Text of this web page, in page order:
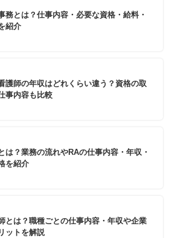
務とは？仕事内容・必要な資格・給料・
紹介
護師の年収はどれくらい違う？資格の取
事内容も比較
は？業務の流れやRAの仕事内容・年収・
を紹介
とは？職種ごとの仕事内容・年収や企業
ットを解説